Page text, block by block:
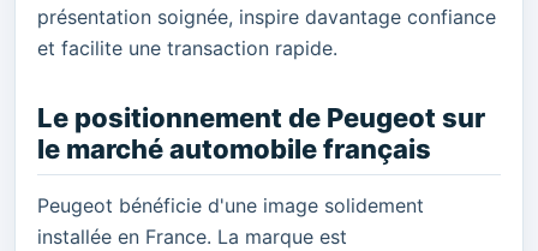
présentation soignée, inspire davantage confiance
et facilite une transaction rapide.
Le positionnement de Peugeot sur
le marché automobile français
Peugeot bénéficie d'une image solidement
installée en France. La marque est